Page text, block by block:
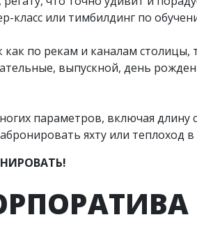
класс или тимбилдинг по
по рекам и каналам
выпускной, день
параметров, включая длину
яхту или теплоход